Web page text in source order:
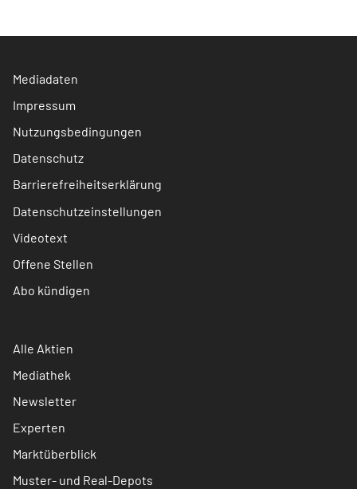
Mediadaten
Impressum
Nutzungsbedingungen
Datenschutz
Barrierefreiheitserklärung
Datenschutzeinstellungen
Videotext
Offene Stellen
Abo kündigen
Alle Aktien
Mediathek
Newsletter
Experten
Marktüberblick
Muster- und Real-Depots